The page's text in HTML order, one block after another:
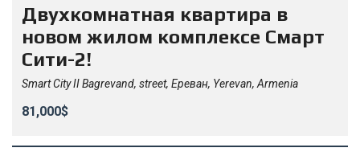
Двухкомнатная квартира в
новом жилом комплексе Смарт
Сити-2!
Smart City II Bagrevand, street, Ереван, Yerevan, Armenia
81,000$